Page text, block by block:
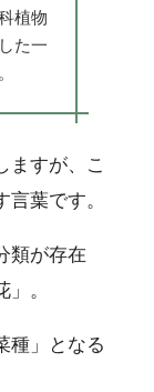
植物
た一
ますが、こ
葉です。
類が存在
。
種」となる